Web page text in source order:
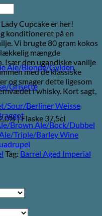
Ale/Blonde/Gylden
Grisette
Sour/Berliner Weisse
Brown Ale/Bock/Dubbel
Triple/Barley Wine
Cupcake er her!
konditioneret på en
Vi brugte 80 gram kokos
mængde
Især den ugandiske vanilje
med de klassiske
og smager dette ligesom
i whisky. Kort sagt,
| Flaske 37,5cl
Tag: Barrel Aged Imperial